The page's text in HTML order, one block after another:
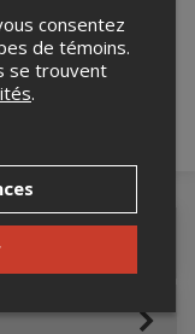
consentez
de témoins.
se trouvent
.